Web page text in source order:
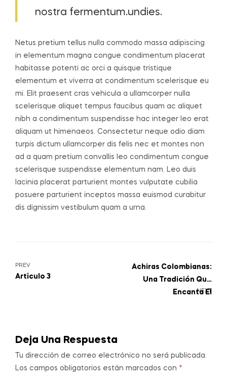
nostra fermentum.undies.
Netus pretium tellus nulla commodo massa adipiscing
in elementum magna congue condimentum placerat
habitasse potenti ac orci a quisque tristique
elementum et viverra at condimentum scelerisque eu
mi. Elit praesent cras vehicula a ullamcorper nulla
scelerisque aliquet tempus faucibus quam ac aliquet
nibh a condimentum suspendisse hac integer leo erat
aliquam ut himenaeos. Consectetur neque odio diam
turpis dictum ullamcorper dis felis nec et montes non
ad a quam pretium convallis leo condimentum congue
scelerisque suspendisse elementum nam. Leo duis
lacinia placerat parturient montes vulputate cubilia
posuere parturient inceptos massa euismod curabitur
dis dignissim vestibulum quam a urna.
PREV
Artículo 3
NEXT
Achiras Colombianas:
Una Tradición Que
Encanta El
Deja Una Respuesta
Tu dirección de correo electrónico no será publicada.
Los campos obligatorios están marcados con *